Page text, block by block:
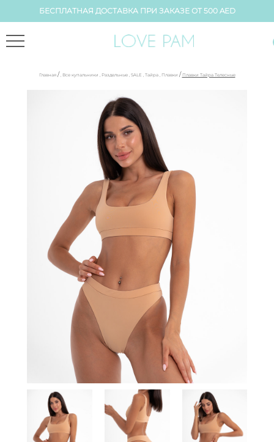
БЕСПЛАТНАЯ ДОСТАВКА ПРИ ЗАКАЗЕ ОТ 500 AED
Главная / , Все купальники , Раздельные, SALE , Тайра, Плавки / Плавки Тайра Телесные